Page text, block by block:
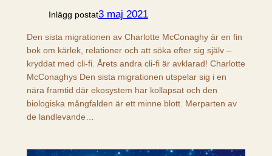
Inlägg postat3 maj 2021
Den sista migrationen av Charlotte McConaghy är en fin
bok om kärlek, relationer och att söka efter sig själv –
kryddat med cli-fi. Årets andra cli-fi är avklarad! Charlotte
McConaghys Den sista migrationen utspelar sig i en
nära framtid där ekosystem har kollapsat och den
biologiska mångfalden är ett minne blott. Merparten av
de landlevande…